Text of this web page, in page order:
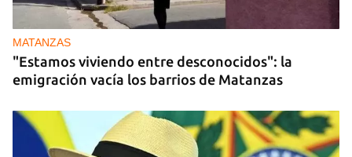
MATANZAS
"Estamos viviendo entre desconocidos": la
emigración vacía los barrios de Matanzas